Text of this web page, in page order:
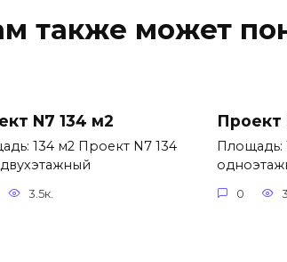
также может
N7 134 м2
134 м2 Проект N7 134
3.5к.
Проект
Площадь:
0